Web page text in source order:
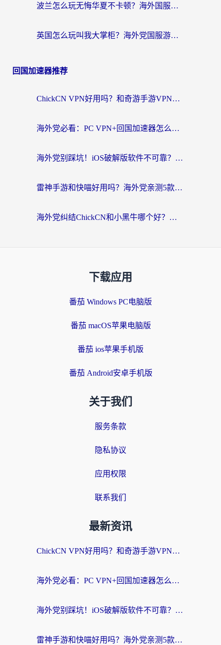
波兰怎么玩无悔华夏不卡顿？海外国服游戏加速器终极指南（附征途2萤火突击解决方案）
英国怎么玩叫我大掌柜？海外党国服游戏加速避坑指南（附实测推荐）
回国加速器推荐
ChickCN VPN好用吗？和奇游手游VPN对比哪个回国效果更好？海外党亲测实用指南
海外党必看：PC VPN+回国加速器怎么选？无缝访问国内资源全攻略
海外党别踩坑！iOS破解版软件不可靠？教你选对回国加速器无缝看国内资源
雷神手游和快喵好用吗？海外党亲测5款回国加速器，附斧牛Bling对比+微信视频号解决办法
海外党纠结ChickCN和小黑牛哪个好？一篇帮你选对回国加速器的实用指南
下载应用
番茄 Windows PC电脑版
番茄 macOS苹果电脑版
番茄 ios苹果手机版
番茄 Android安卓手机版
关于我们
服务条款
隐私协议
应用权限
联系我们
最新资讯
ChickCN VPN好用吗？和奇游手游VPN对比哪个回国效果更好？海外党亲测实用指南
海外党必看：PC VPN+回国加速器怎么选？无缝访问国内资源全攻略
海外党别踩坑！iOS破解版软件不可靠？教你选对回国加速器无缝看国内资源
雷神手游和快喵好用吗？海外党亲测5款回国加速器，附斧牛Bling对比+微信视频号解决办法